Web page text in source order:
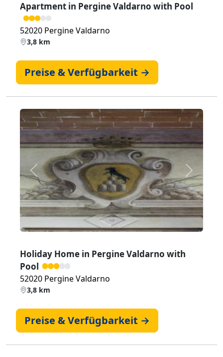
Apartment in Pergine Valdarno with Pool
52020 Pergine Valdarno
3,8 km
Preise & Verfügbarkeit →
Zurück Weiter
Holiday Home in Pergine Valdarno with
Pool
52020 Pergine Valdarno
3,8 km
Preise & Verfügbarkeit →